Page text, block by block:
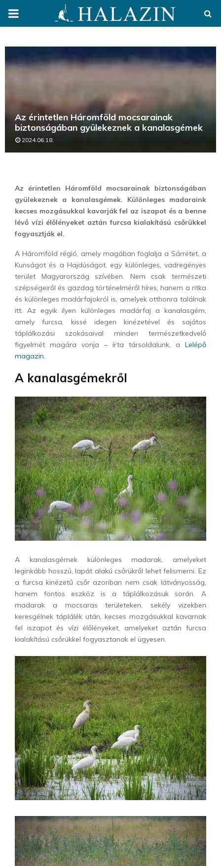
PRIMARY
Az érintetlen Háromföld mocsarainak
biztonságában gyülekeznek a kanalasgémek
2024.06.18.
Az érintetlen Háromföld mocsarainak biztonságában
gyülekeznek a kanalasgémek. Különleges madaraink
kecses mozgásukkal kavarják fel az iszapot és a benne
lévő vízi élőlényeket aztán furcsa kialakítású csőrükkel
fogyasztják el.
A Háromföld régió, amely magában foglalja a Sárrétet, a
Kunságot és a Hajdúságot, egy különleges, vadregényes
terület Magyarország szívében. Nem csak természeti
szépségeiről és gazdag történelméről híres, hanem a ritka
és különleges madárfajokról is, amelyek otthonra találnak
itt. Az egyik ilyen különleges madárfaj a kanalasgém,
amely furcsa, kissé idegen kinézetével és sajátos
táplálkozási szokásaival minden természetkedvelő
figyelmét magára vonja – írta társoldalunk, a Lelépő
magazin.
A kanalasgémekről
A kanalasgémek különleges madarak, amelyeket
leginkább hosszú, lapát alakú csőrükről lehet felismerni. Ez
a furcsa kinézetű csőr azonban nem csak látványosság,
hanem fontos eszköz is a táplálkozásuk során. A
madarak a mocsaras területeken, sekély vizekben
keresgélnek táplálék után, kecses mozgásukkal kavarnak
fel iszapot és vízi élőlényeket, amelyeket aztán furcsa
kialakítású csőrükkel fogyasztanak el ügyesen.